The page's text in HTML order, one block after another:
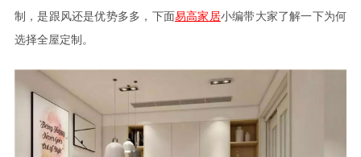
制，是跟风还是优势多多，下面易高家居小编带大家了解一下为何
选择全屋定制。